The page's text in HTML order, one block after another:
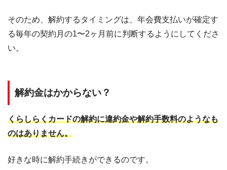
そのため、解約するタイミングは、年会費支払いが確定す
る毎年の契約月の1〜2ヶ月前に判断するようにしてくださ
い。
解約金はかからない？
くらしらくカードの解約に違約金や解約手数料のようなも
のはありません。
好きな時に解約手続きができるのです。